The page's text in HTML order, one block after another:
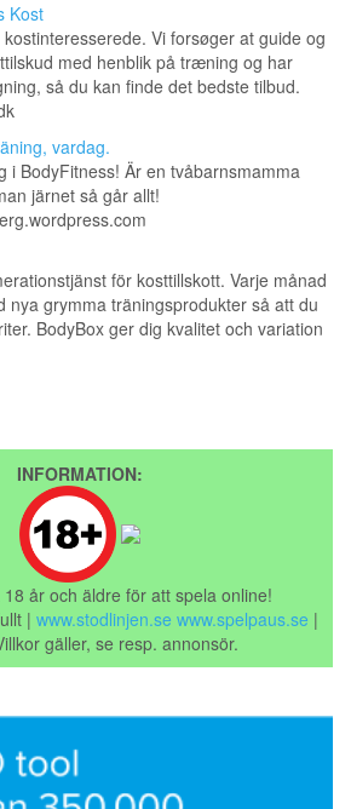
Kost
Vi forsøger at guide og
med henblik på træning og har
så du kan finde det bedste tilbud.
vardag.
i BodyFitness! Är en tvåbarnsmamma
järnet så går allt!
för kosttillskott. Varje månad
nya grymma träningsprodukter så att du
BodyBox ger dig kvalitet och variation
INFORMATION:
år och äldre för att spela online!
| www.stodlinjen.se www.spelpaus.se |
gäller, se resp. annonsör.